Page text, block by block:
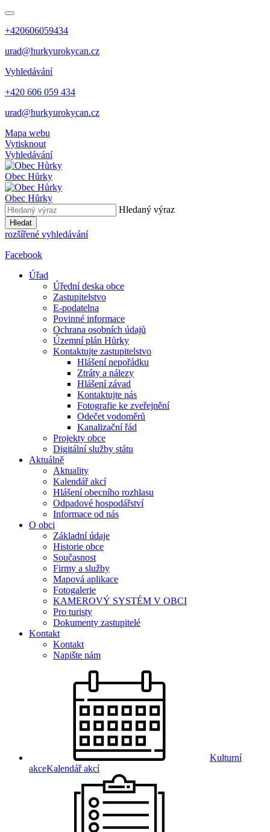
+420606059434
urad@hurkyurokycan.cz
Vyhledávání
+420 606 059 434
urad@hurkyurokycan.cz
Mapa webu
Vytisknout
Vyhledávání
Obec Hůrky
Obec Hůrky
Hledaný výraz
Hledat
rozšířené vyhledávání
Facebook
Úřad
Úřední deska obce
Zastupitelstvo
E-podatelna
Povinné informace
Ochrana osobních údajů
Územní plán Hůrky
Kontaktujte zastupitelstvo
Hlášení nepořádku
Ztráty a nálezy
Hlášení závad
Kontaktujte nás
Fotografie ke zveřejnění
Odečet vodoměrů
Kanalizační řád
Projekty obce
Digitální služby státu
Aktuálně
Aktuality
Kalendář akcí
Hlášení obecního rozhlasu
Odpadové hospodářství
Informace od nás
O obci
Základní údaje
Historie obce
Současnost
Firmy a služby
Mapová aplikace
Fotogalerie
KAMEROVÝ SYSTÉM V OBCI
Pro turisty
Dokumenty zastupitelé
Kontakt
Kontakt
Napište nám
Kulturní
akceKalendář akcí